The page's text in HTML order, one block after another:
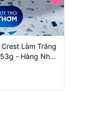
Làm Trắng
- Hàng Nhật